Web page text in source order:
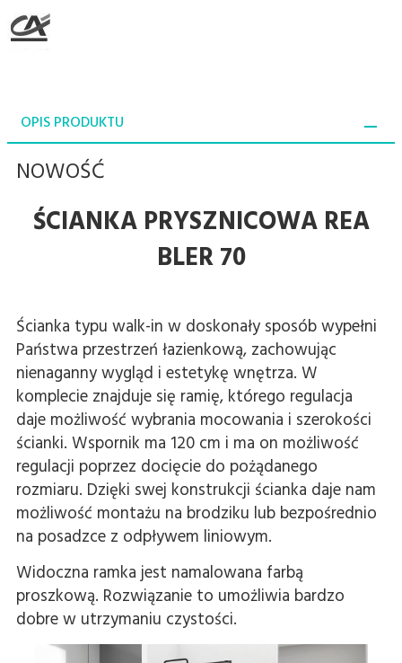
OPIS PRODUKTU
NOWOŚĆ
ŚCIANKA PRYSZNICOWA REA
BLER 70
Ścianka typu walk-in w doskonały sposób wypełni
Państwa przestrzeń łazienkową, zachowując
nienaganny wygląd i estetykę wnętrza. W
komplecie znajduje się ramię, którego regulacja
daje możliwość wybrania mocowania i szerokości
ścianki. Wspornik ma 120 cm i ma on możliwość
regulacji poprzez docięcie do pożądanego
rozmiaru. Dzięki swej konstrukcji ścianka daje nam
możliwość montażu na brodziku lub bezpośrednio
na posadzce z odpływem liniowym.
Widoczna ramka jest namalowana farbą
proszkową. Rozwiązanie to umożliwia bardzo
dobre w utrzymaniu czystości.